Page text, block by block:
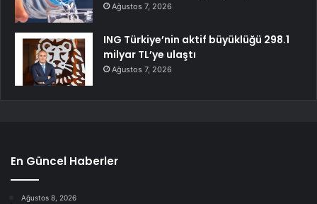
Ağustos 7, 2026
ING Türkiye’nin aktif büyüklüğü 298.1
milyar TL’ye ulaştı
Ağustos 7, 2026
En Güncel Haberler
Ağustos 8, 2026